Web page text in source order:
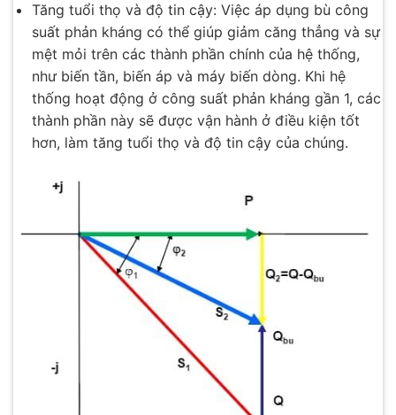
Tăng tuổi thọ và độ tin cậy: Việc áp dụng bù công
suất phản kháng có thể giúp giảm căng thẳng và sự
mệt mỏi trên các thành phần chính của hệ thống,
như biến tần, biến áp và máy biến dòng. Khi hệ
thống hoạt động ở công suất phản kháng gần 1, các
thành phần này sẽ được vận hành ở điều kiện tốt
hơn, làm tăng tuổi thọ và độ tin cậy của chúng.